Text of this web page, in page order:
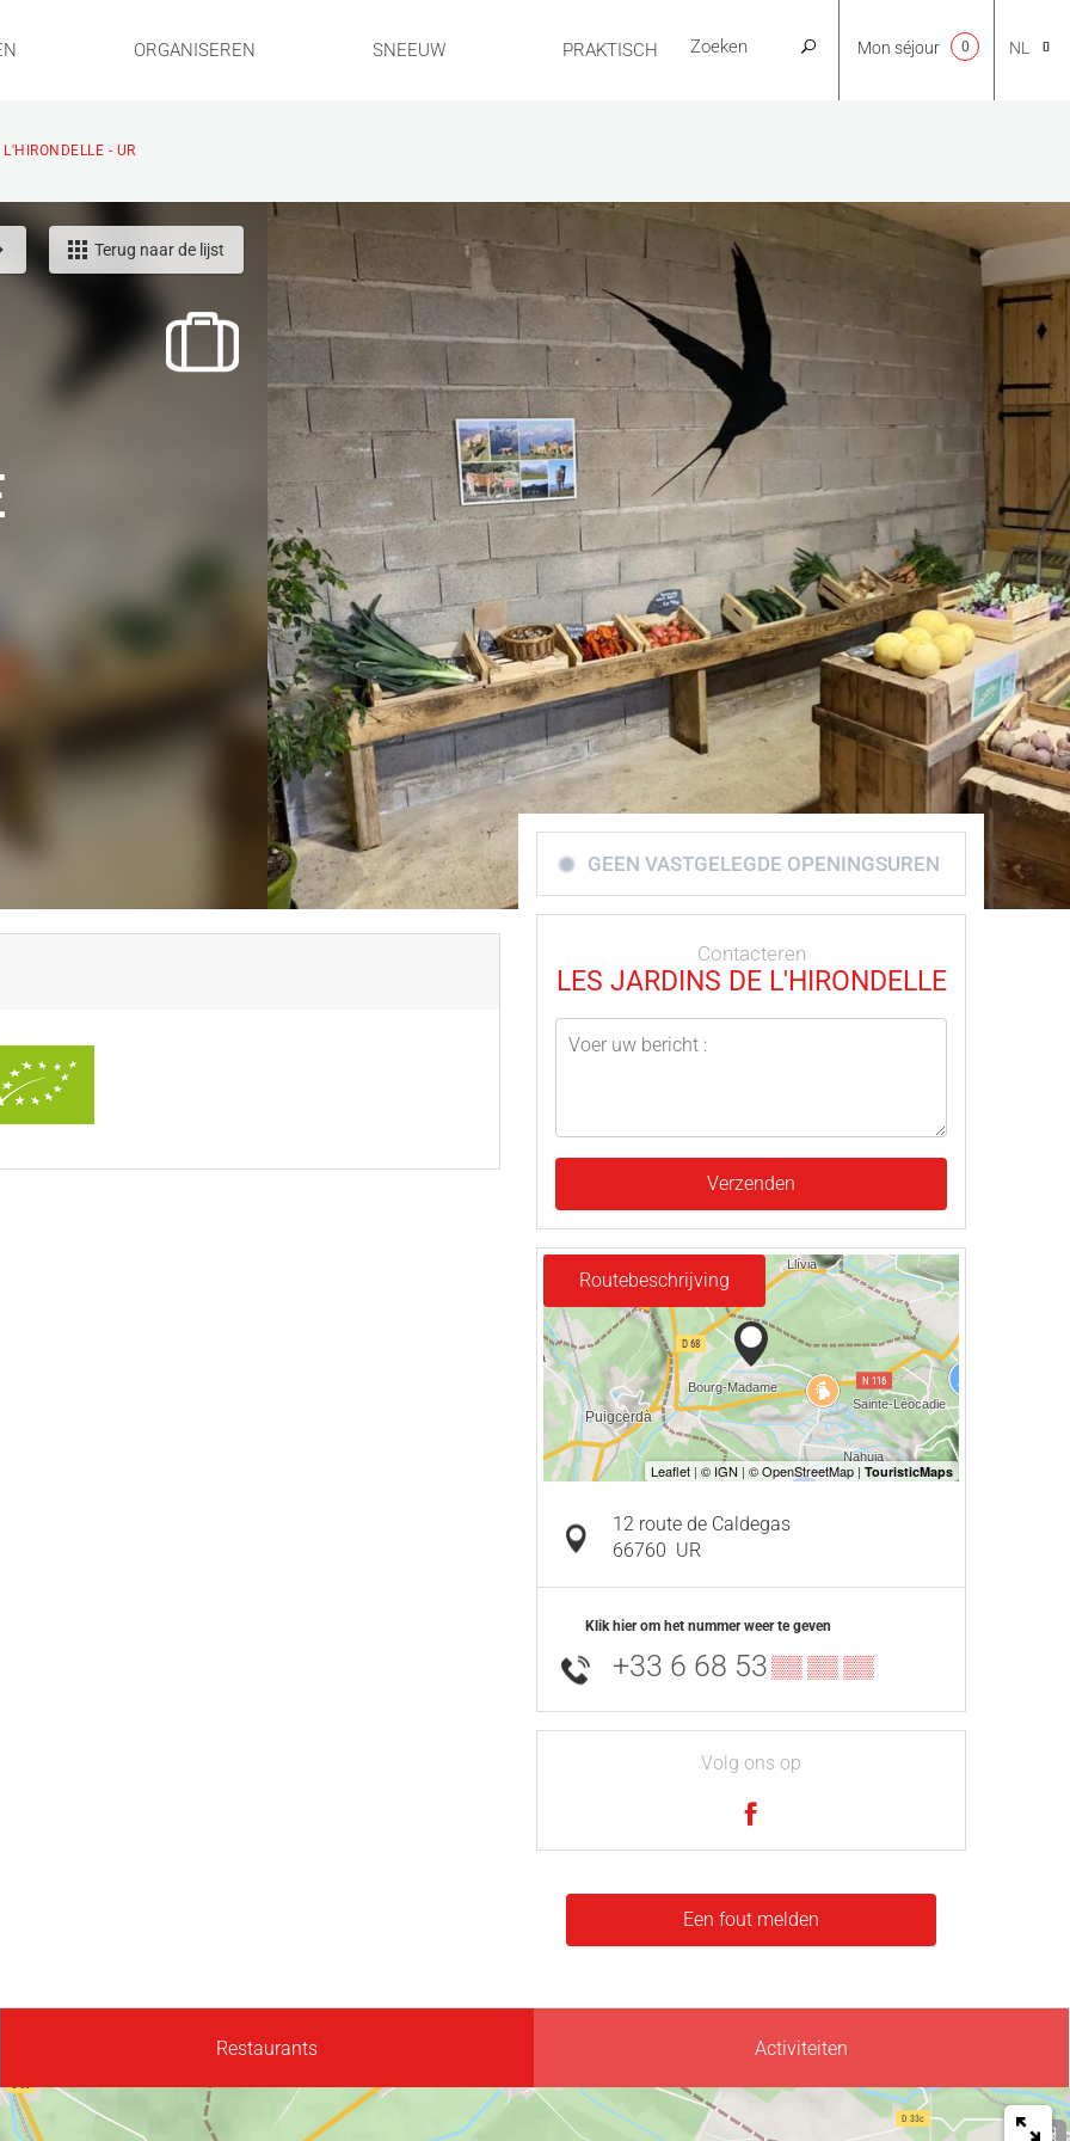
ORGANISEREN SNEEUW PRAKTISCH NL
EN
Mon séjour 0
- UR
Terug naar de lijst
GEEN VASTGELEGDE OPENINGSUREN
Contacteren
LES JARDINS DE L'HIRONDELLE
Verzenden
Routebeschrijving
12 route de Caldegas
66760 UR
Klik hier om het nummer weer te geven
+33 6 68 53▒▒ ▒▒ ▒▒
Volg ons op
Een fout melden
Restaurants Activiteiten